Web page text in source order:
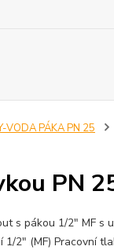
VODA PÁKA PN 25
PN
s pákou 1/2" MF s
1/2" (MF) Pracovní